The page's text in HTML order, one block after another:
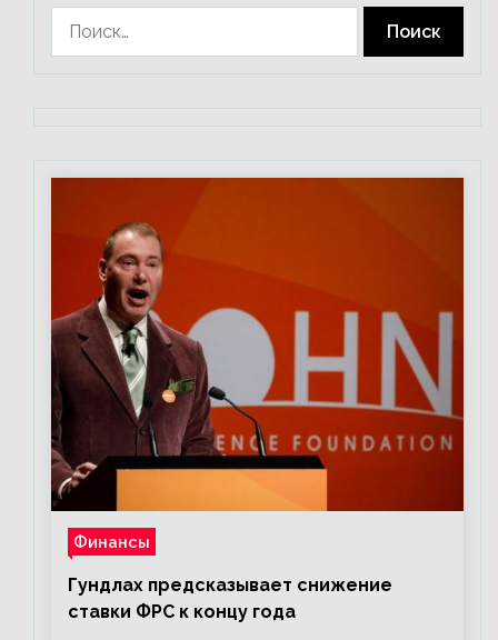
Финансы
Гундлах предсказывает снижение
ставки ФРС к концу года